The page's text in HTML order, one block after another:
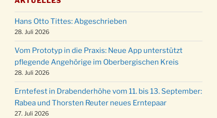
11.12.
Puer-Natus weihnachtliches Brauchtum am
Robert-Gassner-Hof um 17:00 Uhr
19.12.
Kinderbibeltag im Ev. Gemeindehaus von 10-
12 Uhr
20.12.
Weihnachts-Konzert des Honterus Chors in
der Kirche um 17:00 Uhr
24.12.
Familiengottesdienst mit Krippenspiel im Ev.
Gemeindehaus um 15:00 Uhr
24.12. Familiengottesdienst in der FeG um 16 Uhr
Hans Otto Tittes: Abgeschrieben
28. Juli 2026
Vom Prototyp in die Praxis: Neue App unterstützt
pflegende Angehörige im Oberbergischen Kreis
28. Juli 2026
Erntefest in Drabenderhöhe vom 11. bis 13. September:
Rabea und Thorsten Reuter neues Erntepaar
27. Juli 2026